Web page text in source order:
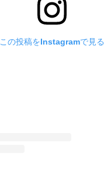
この投稿をInstagramで見る